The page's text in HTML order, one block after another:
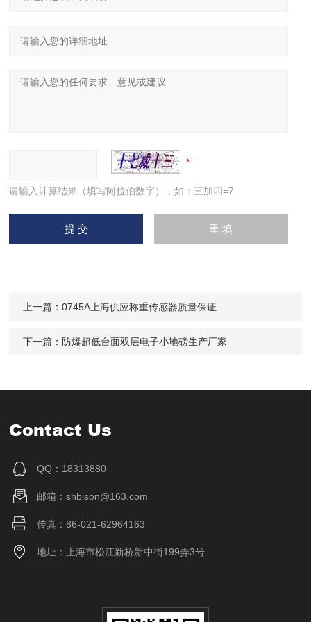
请输入计算结果（填写阿拉伯数字），如：三加四=7
上一篇：0745A上海供应称重传感器质量保证
下一篇： 防爆超低台面双层电子小地磅生产厂家
Contact Us
QQ：18313880
邮箱：shbison@163.com
传真：86-021-62964163
地址：上海市松江新桥新中街199弄3号